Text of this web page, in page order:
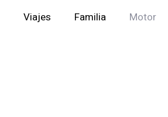
Viajes Familia Motor